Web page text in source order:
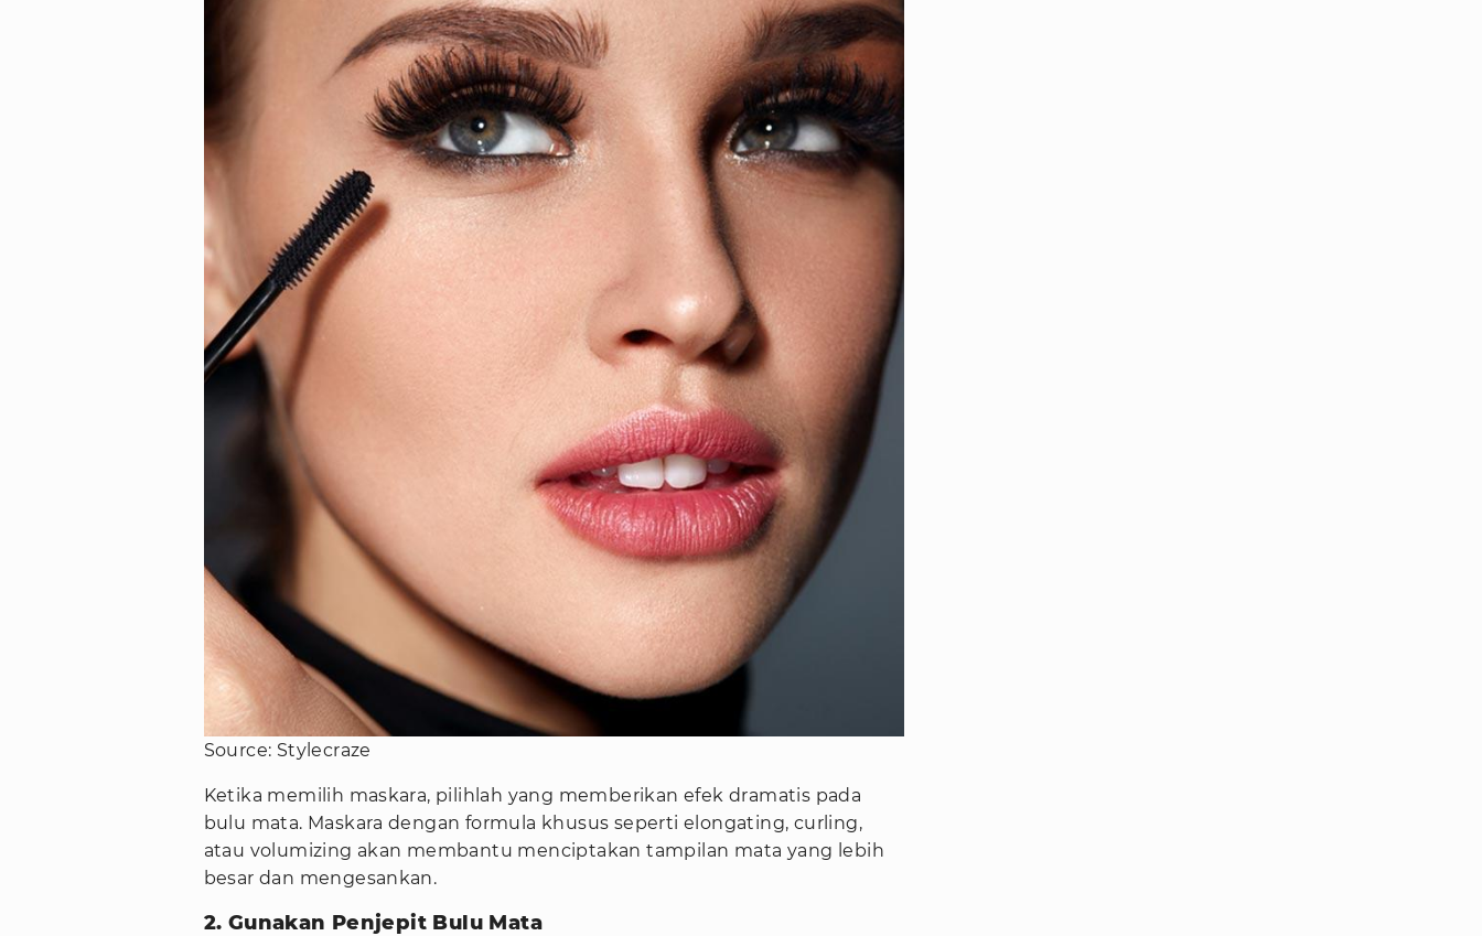
Source: Stylecraze
Ketika memilih maskara, pilihlah yang memberikan efek dramatis pada
bulu mata. Maskara dengan formula khusus seperti elongating, curling,
atau volumizing akan membantu menciptakan tampilan mata yang lebih
besar dan mengesankan.
2. Gunakan Penjepit Bulu Mata